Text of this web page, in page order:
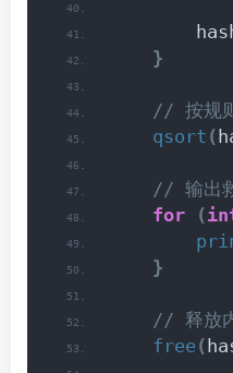
}
// 按规
qsort (
// 输出
for
(
}
// 释放
free(